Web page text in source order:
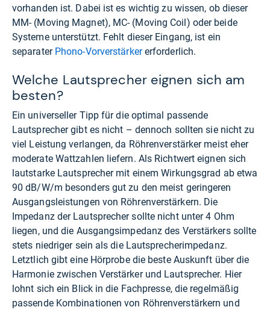
vorhanden ist. Dabei ist es wichtig zu wissen, ob dieser
MM- (Moving Magnet), MC- (Moving Coil) oder beide
Systeme unterstützt. Fehlt dieser Eingang, ist ein
separater Phono-Vorverstärkererforderlich.
Welche Lautsprecher eignen sich am
besten?
Ein universeller Tipp für die optimal passende
Lautsprecher gibt es nicht – dennoch sollten sie nicht zu
viel Leistung verlangen, da Röhrenverstärker meist eher
moderate Wattzahlen liefern. Als Richtwert eignen sich
lautstarke Lautsprecher mit einem Wirkungsgrad ab etwa
90 dB/W/m besonders gut zu den meist geringeren
Ausgangsleistungen von Röhrenverstärkern. Die
Impedanz der Lautsprecher sollte nicht unter 4 Ohm
liegen, und die Ausgangsimpedanz des Verstärkers sollte
stets niedriger sein als die Lautsprecherimpedanz.
Letztlich gibt eine Hörprobe die beste Auskunft über die
Harmonie zwischen Verstärker und Lautsprecher. Hier
lohnt sich ein Blick in die Fachpresse, die regelmäßig
passende Kombinationen von Röhrenverstärkern und